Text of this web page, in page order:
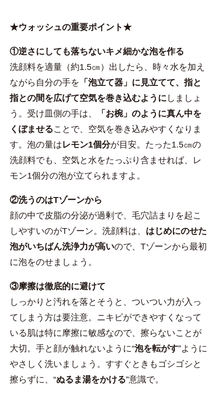
★ウォッシュの重要ポイント★
①逆さにしても落ちないキメ細かな泡を作る
洗顔料を適量（約1.5㎝）出したら、時々水を加え
ながら自分の手を 「泡立て器」に見立てて、指と
指との間を広げて空気を巻き込むように しましょ
う。受け皿側の手は、
「お椀」のように真ん中を
くぼませることで、空気を巻き込みやすくなりま
す。泡の量はレモン1個分が目安。たった1.5㎝の
洗顔料でも、空気と水をたっぷり含ませれば、レ
モン1個分の泡が立てられますよ。
②洗うのはTゾーンから
顔の中で皮脂の分泌が過剰で、毛穴詰まりを起こ
しやすいのがTゾーン。洗顔料は、 はじめにのせた
泡がいちばん洗浄力が高いので、Tゾーンから最初
に泡をのせましょう。
③摩擦は徹底的に避けて
しっかりと汚れを落とそうと、ついつい力が入っ
てしまう方は要注意。ニキビができやすくなって
いる肌は特に摩擦に敏感なので、擦らないことが
大切。手と顔が触れないように“泡を転がす”ように
やさしく洗いましょう。すすぐときもゴシゴシと
擦らずに、“ぬるま湯をかける”意識で。